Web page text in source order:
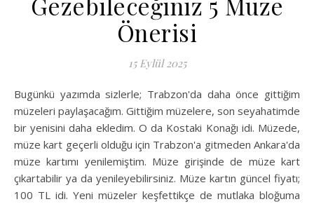
Önerisi
15 Eylül 2025
Bugünkü yazımda sizlerle; Trabzon'da daha önce gittiğim
müzeleri paylaşacağım. Gittiğim müzelere, son seyahatimde
bir yenisini daha ekledim. O da Kostaki Konağı idi. Müzede,
müze kart geçerli olduğu için Trabzon'a gitmeden Ankara'da
müze kartımı yenilemiştim. Müze girişinde de müze kart
çıkartabilir ya da yenileyebilirsiniz. Müze kartın güncel fiyatı;
100 TL idi. Yeni müzeler keşfettikçe de mutlaka bloğuma